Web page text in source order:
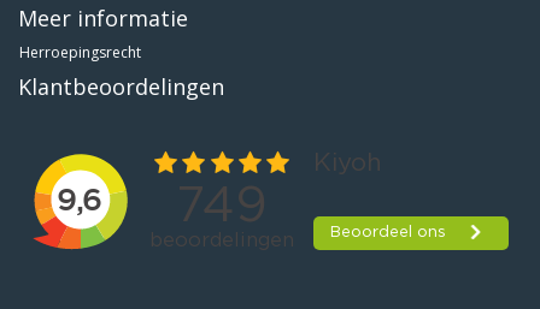
Meer informatie
Herroepingsrecht
Klantbeoordelingen